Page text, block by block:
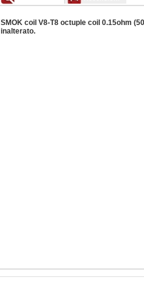
SMOK coil V8-T8 octuple coil 0.15ohm
inalterato.